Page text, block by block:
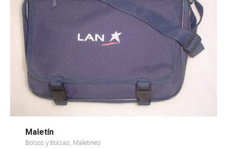
Maletín
Bolsos y Bolsas, Maletines